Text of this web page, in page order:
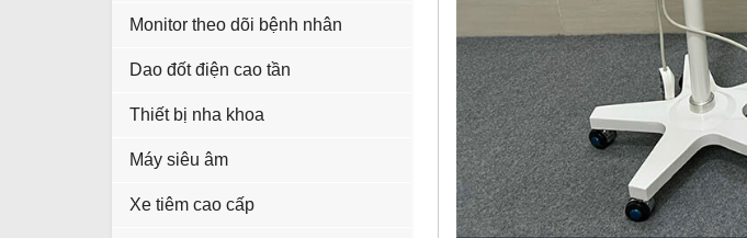
Monitor theo dõi bệnh nhân
Dao đốt điện cao tần
Thiết bị nha khoa
Máy siêu âm
Xe tiêm cao cấp